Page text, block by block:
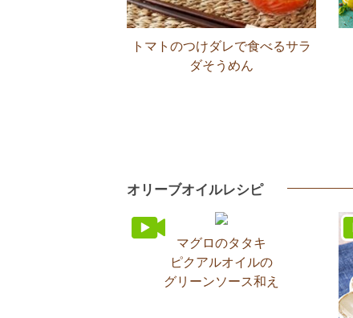
トマトのつけダレで食べるサラ
ダそうめん
オリーブオイルレシピ
マグロのタタキ
ピクアルオイルの
グリーンソース和え